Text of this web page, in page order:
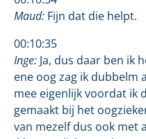
Maud: Fijn dat die helpt.
00:10:35
Inge: Ja, dus daar ben ik
ene oog zag ik dubbelm
mee eigenlijk voordat ik
gemaakt bij het
van mezelf dus ook met